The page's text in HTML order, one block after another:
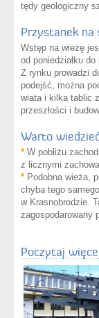
tędy geologiczny
Przystanek na
Wstęp na wieżę
od poniedziałku
Z rynku prowadzi
podejść, można
wiata i kilka tablic
przeszłości i
Warto
* W pobliżu
z licznymi
* Podobna wieża,
chyba tego
w Krasnobrodzie.
zagospodarowany
Poczytaj